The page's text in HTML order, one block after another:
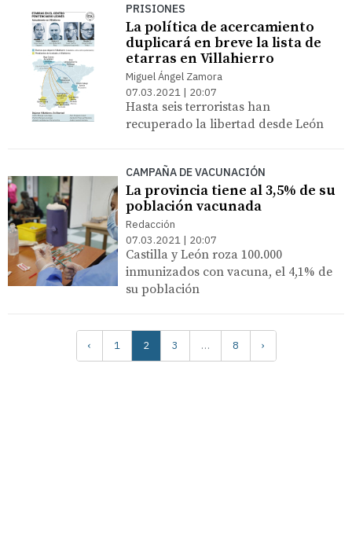
PRISIONES
La política de acercamiento
duplicará en breve la lista de
etarras en Villahierro
Miguel Ángel Zamora
07.03.2021 | 20:07
Hasta seis terroristas han
recuperado la libertad desde León
CAMPAÑA DE VACUNACIÓN
La provincia tiene al 3,5% de su
población vacunada
Redacción
07.03.2021 | 20:07
Castilla y León roza 100.000
inmunizados con vacuna, el 4,1% de
su población
‹ 1 2 3 … 8 ›